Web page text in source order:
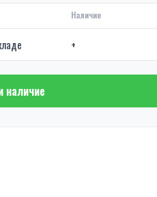
Наличие
+
наличие